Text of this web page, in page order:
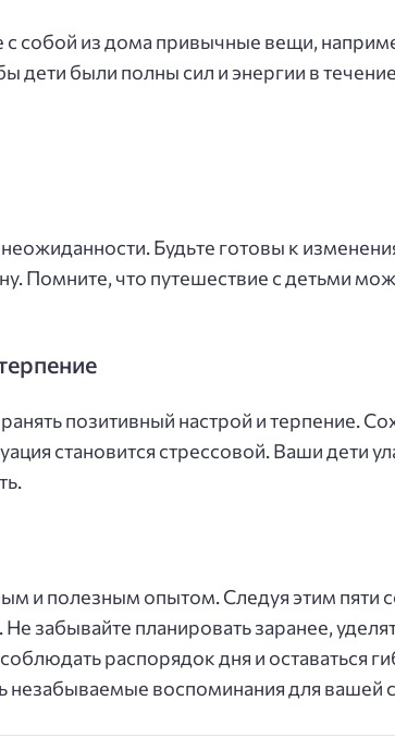
собой из дома привычные вещи,
дети были полны сил и энергии в
Будьте готовы к
Помните, что путешествие с детьми
позитивный настрой и терпение.
становится стрессовой. Ваши дети
и полезным опытом. Следуя этим пяти
забывайте планировать заранее,
распорядок дня и оставаться
незабываемые воспоминания для вашей